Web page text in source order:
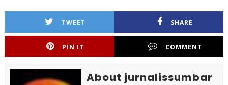
TWEET SHARE
PIN IT COMMENT
About jurnalissumbar